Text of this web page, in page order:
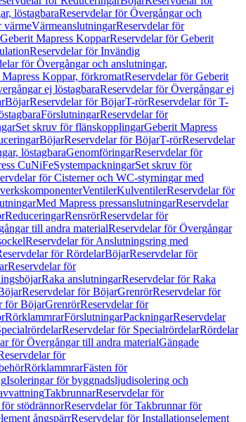
löstagbaraReservdelar för Övergångar och
värmeVärmeanslutningarReservdelar för
Geberit Mapress KopparReservdelar för Geberit
Reservdelar för Invändig
för Övergångar och anslutningar,
Koppar, förkromatReservdelar för Geberit
ej löstagbaraReservdelar för Övergångar ej
BöjarReservdelar för BöjarT-rörReservdelar för T-
FörslutningarReservdelar för
Set skruv för flänskopplingarGeberit Mapress
BöjarReservdelar för BöjarT-rörReservdelar
löstagbaraGenomföringarReservdelar för
CuNiFeSystempackningarSet skruv för
för Cisterner och WC-styrningar med
VentilerKulventilerReservdelar för
Med Mapress pressanslutningarReservdelar
ReduceringarRensrörReservdelar för
till andra materialReservdelar för Övergångar
Reservdelar för Anslutningsring med
för RördelarBöjarReservdelar för
Reservdelar för
Raka anslutningarReservdelar för Raka
Reservdelar för BöjarGrenrörReservdelar för
för BöjarGrenrörReservdelar för
RörklammrarFörslutningarPackningarReservdelar
Reservdelar för SpecialrördelarRördelar
för Övergångar till andra materialGängade
för
RörklammrarFästen för
Isoleringar för byggnadsljudisolering och
TakbrunnarReservdelar för
stödrännorReservdelar för Takbrunnar för
ångspärrReservdelar för Installationselement